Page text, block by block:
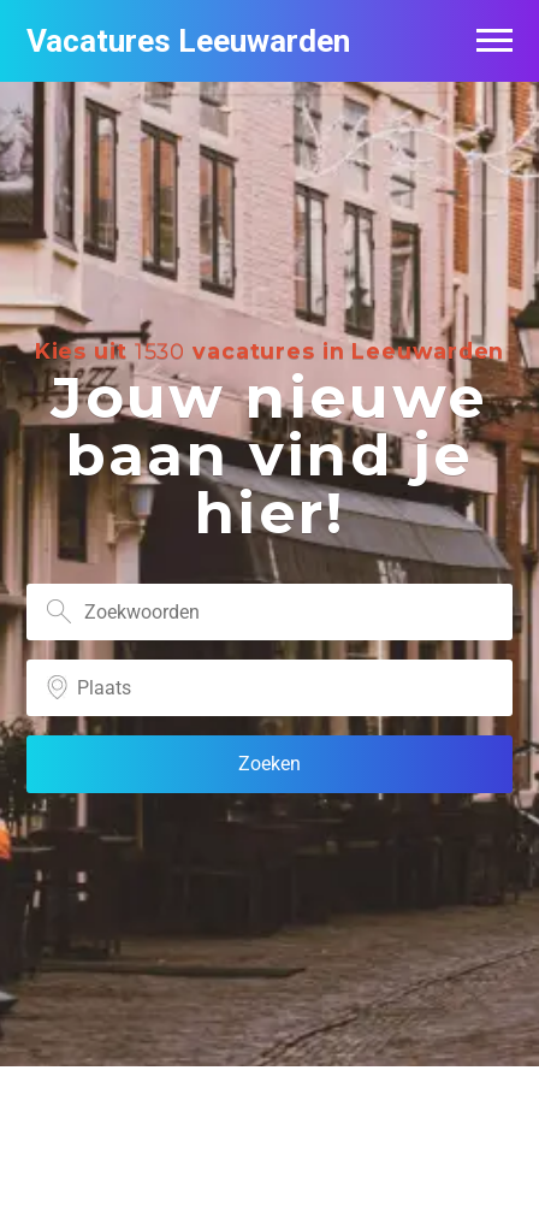
Vacatures Leeuwarden
Kies uit 1530 vacatures in Leeuwarden
Jouw nieuwe
baan vind je
hier!
Vacatures per bedrijf
De populairste vacatures in Leeuwarden
Nieuwsbrief feed